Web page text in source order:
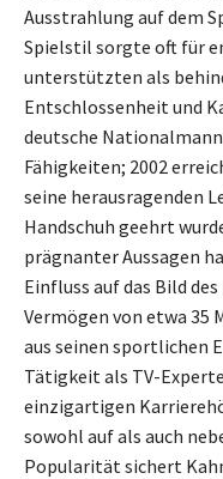
Ausstrahlung auf dem
Spielstil sorgte oft für
unterstützten als
Entschlossenheit und
deutsche
Fähigkeiten; 2002
seine herausragenden
Handschuh geehrt
prägnanter Aussagen
Einfluss auf das Bild
Vermögen von etwa
aus seinen sportlichen
Tätigkeit als TV-
einzigartigen
sowohl auf als auch
Popularität sichert